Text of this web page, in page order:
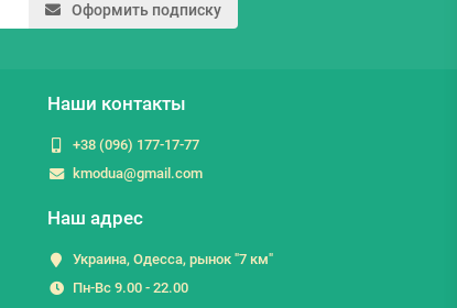
Оформить подписку
Наши контакты
+38 (096) 177-17-77
kmodua@gmail.com
Наш адрес
Украина, Одесса, рынок "7 км"
Пн-Вс 9.00 - 22.00